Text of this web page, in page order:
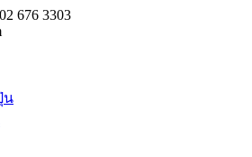
02 676 3303
น